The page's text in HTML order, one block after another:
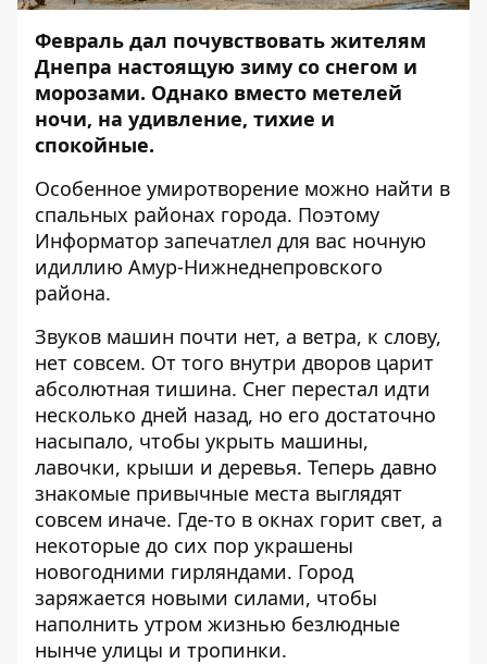
Февраль дал почувствовать жителям
Днепра настоящую зиму со снегом и
морозами. Однако вместо метелей
ночи, на удивление, тихие и
спокойные.
Особенное умиротворение можно найти в
спальных районах города. Поэтому
Информатор запечатлел для вас ночную
идиллию Амур-Нижнеднепровского
района.
Звуков машин почти нет, а ветра, к слову,
нет совсем. От того внутри дворов царит
абсолютная тишина. Снег перестал идти
несколько дней назад, но его достаточно
насыпало, чтобы укрыть машины,
лавочки, крыши и деревья. Теперь давно
знакомые привычные места выглядят
совсем иначе. Где-то в окнах горит свет, а
некоторые до сих пор украшены
новогодними гирляндами. Город
заряжается новыми силами, чтобы
наполнить утром жизнью безлюдные
нынче улицы и тропинки.